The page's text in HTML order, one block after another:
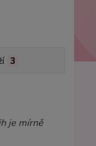
3
je mírně